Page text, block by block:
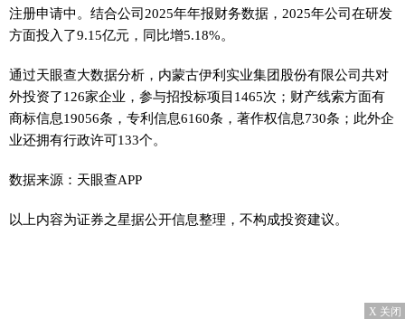
注册申请中。结合公司2025年年报财务数据，2025年公司在研发
方面投入了9.15亿元，同比增5.18%。
通过天眼查大数据分析，内蒙古伊利实业集团股份有限公司共对
外投资了126家企业，参与招投标项目1465次；财产线索方面有
商标信息19056条，专利信息6160条，著作权信息730条；此外企
业还拥有行政许可133个。
数据来源：天眼查APP
以上内容为证券之星据公开信息整理，不构成投资建议。
X 关闭